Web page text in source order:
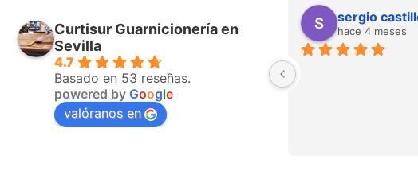
Curtisur Guarnicionería en
Sevilla
4.7
Basado en 53 reseñas.
powered by Google
valóranos en
sergio
hace 4 meses